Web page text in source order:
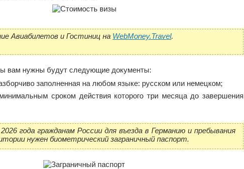
Авиабилетов и Гостиниц на WebMoney.Travel.
вам нужны будут следующие документы:
заполненная на любом языке: русском или немецком;
сроком действия которого три месяца до завершения
года гражданам России для въезда в Германию и пребывания
нужен биометрический заграничный паспорт.